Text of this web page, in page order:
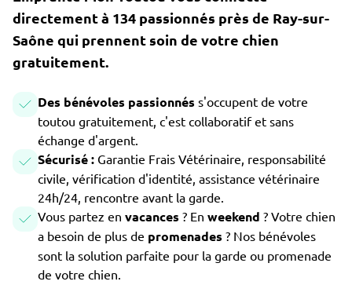
directement à 134 passionnés près de Ray-sur-
Saône qui prennent soin de votre chien
gratuitement.
Des bénévoles passionnés s'occupent de votre
toutou gratuitement, c'est collaboratif et sans
échange d'argent.
Sécurisé : Garantie Frais Vétérinaire, responsabilité
civile, vérification d'identité, assistance vétérinaire
24h/24, rencontre avant la garde.
Vous partez en vacances ? En weekend ? Votre chien
a besoin de plus de promenades ? Nos bénévoles
sont la solution parfaite pour la garde ou promenade
de votre chien.